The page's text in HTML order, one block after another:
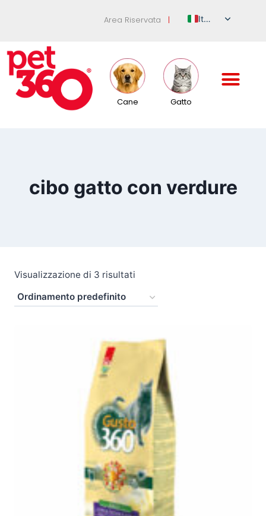
Area Riservata |
Italian
French
Cane Gatto
cibo gatto con verdure
Visualizzazione di 3 risultati